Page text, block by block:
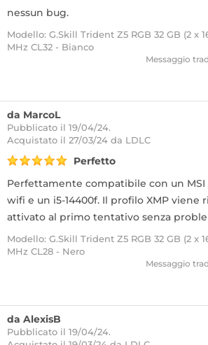
nessun bug.
Modello: G.Skill Trident Z5 RGB 32 GB (2 x
MHz CL32 - Bianco
Messaggio
da MarcoL
Pubblicato il 19/04/24.
Acquistato il 27/03/24 da LDLC
Perfetto
Perfettamente compatibile con un
wifi e un i5-14400f. Il profilo XMP viene
attivato al primo tentativo senza
Modello: G.Skill Trident Z5 RGB 32 GB (2 x
MHz CL28 - Nero
Messaggio
da AlexisB
Pubblicato il 19/04/24.